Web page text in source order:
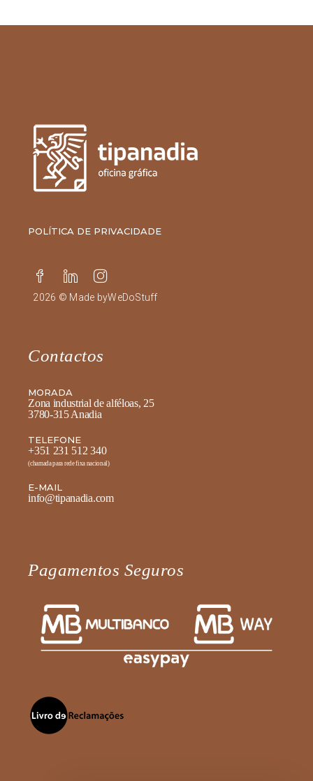
POLÍTICA DE PRIVACIDADE
2026 © Made byWeDoStuff
Contactos
MORADA
Zona industrial de alféloas, 25
3780-315 Anadia
TELEFONE
+351 231 512 340
(chamada para rede fixa nacional)
E-MAIL
info@tipanadia.com
Pagamentos Seguros